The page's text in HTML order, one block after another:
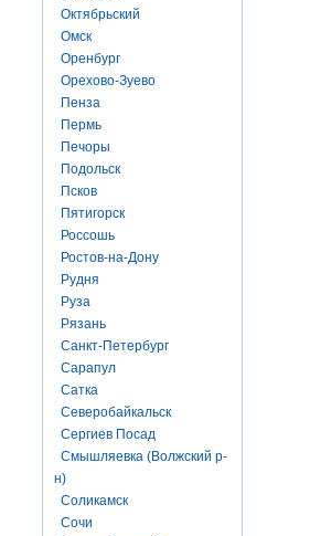
Октябрьский
Омск
Оренбург
Орехово-Зуево
Пенза
Пермь
Печоры
Подольск
Псков
Пятигорск
Россошь
Ростов-на-Дону
Рудня
Руза
Рязань
Санкт-Петербург
Сарапул
Сатка
Северобайкальск
Сергиев Посад
Смышляевка (Волжский р-
н)
Соликамск
Сочи